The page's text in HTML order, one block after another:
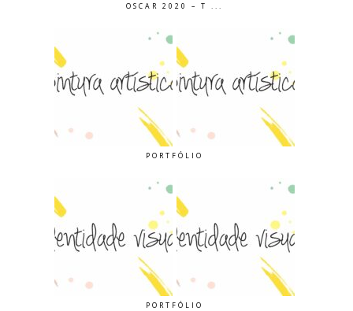
OSCAR 2020 – T ...
PORTFÓLIO
PORTFÓLIO